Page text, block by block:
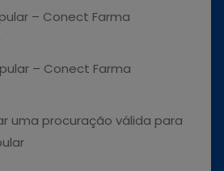
– Conect Farma
– Conect Farma
uma procuração válida para